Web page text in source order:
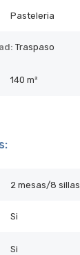
Pasteleria
Traspaso
140 m²
2 mesas/8 sillas
Si
Si